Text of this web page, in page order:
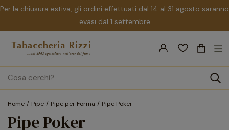
Per la chiusura estiva, gli ordini effettuati dal 14 al 31 agosto saranno
evasi dal 1 settembre
search
☰
Home Pipe Pipe per Forma Pipe Poker
Pipe Poker